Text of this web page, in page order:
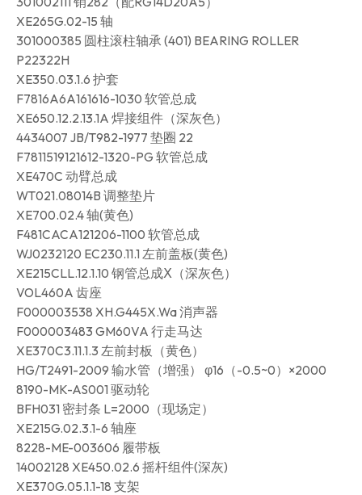
XE265G.02-15 轴
301000385 圆柱滚柱轴承 (401) BEARING ROLLER
P22322H
XE350.03.1.6 护套
F7816A6A161616-1030 软管总成
XE650.12.2.13.1A 焊接组件（深灰色）
4434007 JB/T982-1977 垫圈 22
F7811519121612-1320-PG 软管总成
XE470C 动臂总成
WT021.08014B 调整垫片
XE700.02.4 轴(黄色)
F481CACA121206-1100 软管总成
WJ0232120 EC230.11.1 左前盖板(黄色)
XE215CLL.12.1.10 钢管总成Ⅹ（深灰色）
VOL460A 齿座
F000003538 XH.G445X.Wa 消声器
F000003483 GM60VA 行走马达
XE370C3.11.1.3 左前封板（黄色）
HG/T2491-2009 输水管（增强） φ16（-0.5~0）×2000
8190-MK-AS001 驱动轮
BFH031 密封条 L=2000（现场定）
XE215G.02.3.1-6 轴座
8228-ME-003606 履带板
14002128 XE450.02.6 摇杆组件(深灰)
XE370G.05.1.1-18 支架